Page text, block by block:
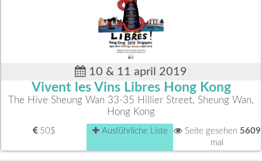
10 & 11 april 2019
Vivent les Vins Libres Hong Kong
The Hive Sheung Wan 33-35 Hillier Street, Sheung Wan,
Hong Kong
50$ Ausführliche Liste Seite gesehen 5609
mal